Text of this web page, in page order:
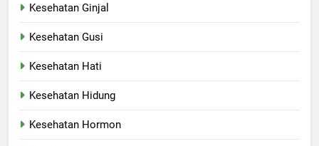
Kesehatan Ginjal
Kesehatan Gusi
Kesehatan Hati
Kesehatan Hidung
Kesehatan Hormon